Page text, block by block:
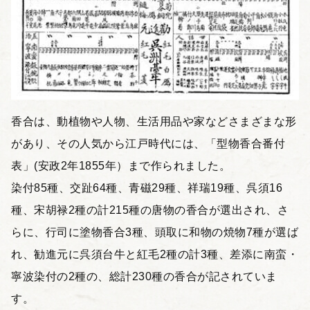
香合は、動植物や人物、生活用品や家などさまざまな形
があり、その人気から江戸時代には、「型物香合番付
表」(安政2年1855年）まで作られました。
染付85種、交趾64種、青磁29種、祥瑞19種、呉須16
種、宋胡禄2種の計215種の唐物の香合が選出され、さ
らに、行司に塗物香合3種、頭取に和物の焼物7種が選ば
れ、勧進元に呉須台牛と紅毛2種の計3種、差添に南蛮・
寧波染付の2種の、総計230種の香合が記されていま
す。